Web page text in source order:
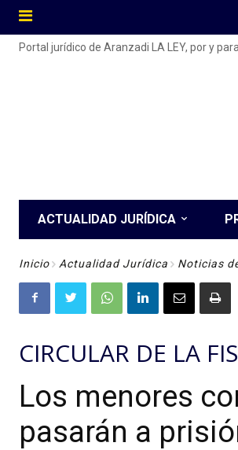
Portal jurídico de Aranzadi LA LEY, por y
ACTUALIDAD JURÍDICA
Inicio Actualidad Jurídica Noticias
CIRCULAR DE LA
Los menores
pasarán a